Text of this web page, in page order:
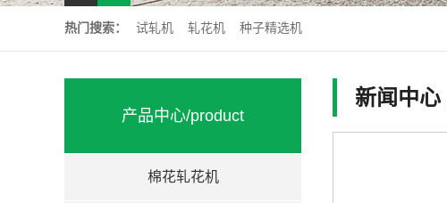
热门搜索： 试轧机 轧花机 种子精选机
产品中心/product
棉花轧花机
新闻中心